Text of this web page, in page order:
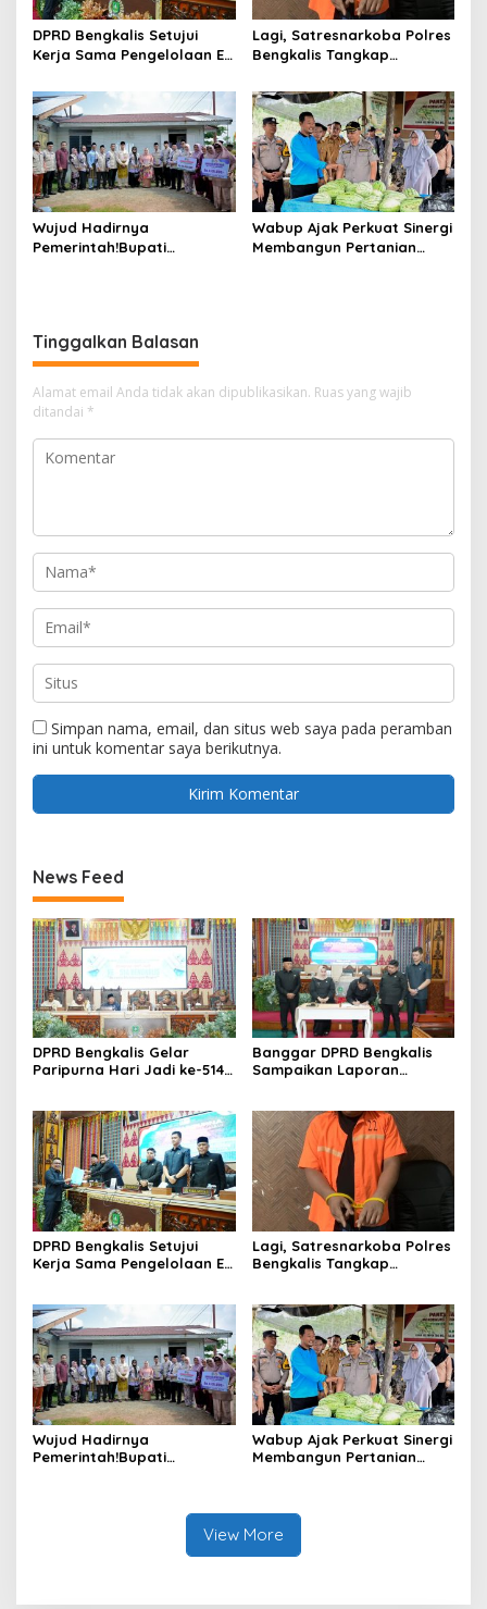
DPRD Bengkalis Setujui
Kerja Sama Pengelolaan E-
Sungai Selari.
Lagi, Satresnarkoba Polres
Bengkalis Tangkap
Air
Wujud Hadirnya
Pemerintah!Bupati
Wabup Ajak Perkuat Sinergi
Membangun Pertanian
Tinggalkan Balasan
Alamat email Anda tidak akan dipublikasikan. Ruas yang wajib
ditandai *
Simpan nama, email, dan situs web saya pada peramban
ini untuk komentar saya berikutnya.
News Feed
DPRD Bengkalis Gelar
Paripurna Hari Jadi ke-514
Negeri Junjungan.
Banggar DPRD Bengkalis
Sampaikan Laporan
Pelaksanaan APBD Tahun
Anggaran 2025
DPRD Bengkalis Setujui
Kerja Sama Pengelolaan E-
Lagi, Satresnarkoba Polres
Bengkalis Tangkap
Wujud Hadirnya
Pemerintah!Bupati
Wabup Ajak Perkuat Sinergi
Membangun Pertanian
View More